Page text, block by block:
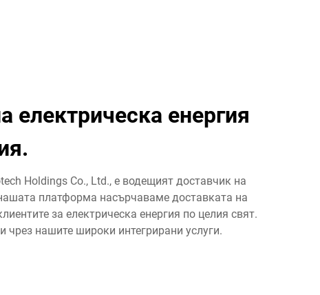
електрическа енергия
Holdings Co., Ltd., е водещият доставчик на
платформа насърчаваме доставката на
за електрическа енергия по целия свят.
нашите широки интегрирани услуги.